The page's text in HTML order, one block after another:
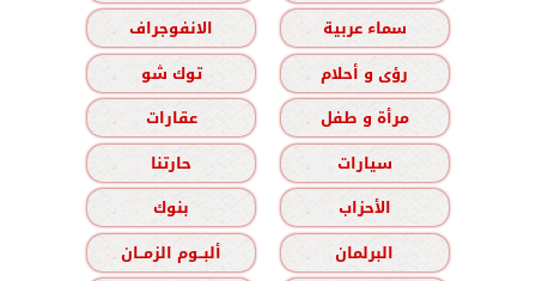
سماء عربية
الانفوجراف
رؤى و أحلام
توك شو
مرأة و طفل
عقارات
سيارات
حارتنا
الأحزاب
بنوك
البرلمان
ألبــوم الزمــان